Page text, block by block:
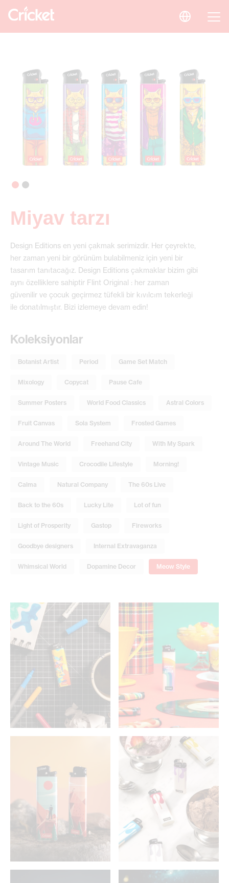
Miyav tarzı
Design Editions en yeni çakmak serimizdir. Her çeyrekte,
her zaman yeni bir görünüm bulabilmeniz için yeni bir
tasarım tanıtacağız. Design Editions çakmaklar bizim gibi
aynı özelliklere sahiptir Flint Original : her zaman
güvenilir ve çocuk geçirmez tüfekli bir kıvılcım tekerleği
ile donatılmıştır. Bizi izlemeye devam edin!
Koleksiyonlar
Botanist Artist Period Game Set Match
Mixology Copycat Pause Cafe
Summer Posters World Food Classics Astral Colors
Fruit Canvas Sola System Frosted Games
Around The World Freehand City With My Spark
Vintage Music Crocodile Lifestyle Morning!
Calma Natural Company The 60s Live
Back to the 60s Lucky Lite Lot of fun
Light of Prosperity Gastop Fireworks
Goodbye designers Internal Extravaganza
Whimsical World Dopamine Decor Meow Style